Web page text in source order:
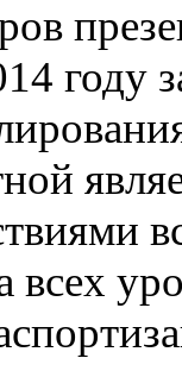
году
всех